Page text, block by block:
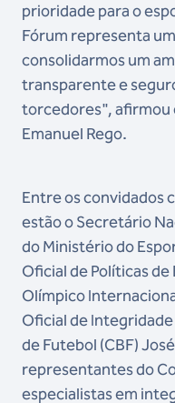
prioridade para o
Fórum representa
consolidarmos um
transparente e
torcedores", afirmou
Emanuel Rego.
Entre os convidados
estão o Secretário
do Ministério do
Oficial de Políticas
Olímpico
Oficial de
de Futebol (CBF)
representantes do
especialistas em